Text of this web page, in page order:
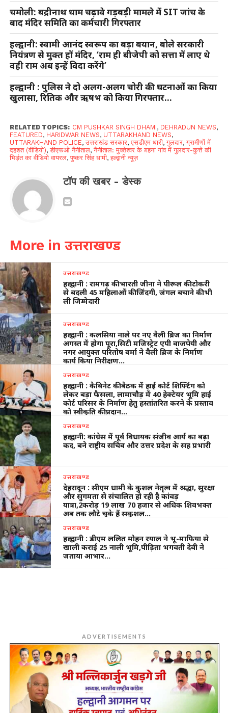
चमोली: बद्रीनाथ धाम चढ़ावे गड़बड़ी मामले में SIT जांच के
बाद मंदिर समिति का कर्मचारी गिरफ्तार
हल्द्वानी: स्वामी आनंद स्वरूप का बड़ा बयान, बोले सरकारी
नियंत्रण से मुक्त हों मंदिर, ‘राम ही बीजेपी को सत्ता में लाए थे
वही राम अब इन्हें विदा करेंगे’
हल्द्वानी : पुलिस ने दो अलग-अलग चोरी की घटनाओं का किया
खुलासा, रितिक और ऋषभ को किया गिरफ्तार…
RELATED TOPICS: CM PUSHKAR SINGH DHAMI, DEHRADUN NEWS,
FEATURED, HARIDWAR NEWS, UTTARAKHAND NEWS,
UTTARAKHAND POLICE,उत्तराखंड सरकार,एसडीएम धारी,गुलदार,ग्रामीणों में
दहशत (वीडियो),डीएफओ नैनीताल,नैनीताल: मुक्तेश्वर के ग़हना गांव में गुलदार-कुत्ते की
भिड़ंत का वीडियो वायरल,पुष्कर सिंह धामी,हल्द्वानी न्यूज़
टॉप की खबर - डेस्क
More in उत्तराखण्ड
उत्तराखण्ड
हल्द्वानी : रामगढ़ की भारती जीना ने पीरूल की टोकरी
से बदली 45 महिलाओं की जिंदगी, जंगल बचाने की भी
ली जिम्मेदारी
उत्तराखण्ड
हल्द्वानी : कलसिया नाले पर नए वैली ब्रिज का निर्माण
अगस्त में होगा पूरा,सिटी मजिस्ट्रेट एपी वाजपेयी और
नगर आयुक्त परितोष वर्मा ने वैली ब्रिज के निर्माण
कार्य किया निरीक्षण…
उत्तराखण्ड
हल्द्वानी : कैबिनेट की बैठक में हाई कोर्ट शिफ्टिंग को
लेकर बड़ा फैसला, लामाचौड़ में 40 हेक्टेयर भूमि हाई
कोर्ट परिसर के निर्माण हेतु हस्तांतरित करने के प्रस्ताव
को स्वीकृति की प्रदान…
उत्तराखण्ड
हल्द्वानी: कांग्रेस में पूर्व विधायक संजीव आर्य का बढ़ा
कद, बने राष्ट्रीय सचिव और उत्तर प्रदेश के सह प्रभारी
उत्तराखण्ड
देहरादून : सीएम धामी के कुशल नेतृत्व में श्रद्धा, सुरक्षा
और सुगमता से संचालित हो रही है कांवड़
यात्रा,2करोड़ 19 लाख 70 हजार से अधिक शिवभक्त
अब तक लौटे चुके हैं सकुशल…
उत्तराखण्ड
हल्द्वानी : डीएम ललित मोहन रयाल ने भू-माफिया से
खाली कराई 25 नाली भूमि,पीड़िता भगवती देवी ने
जताया आभार…
ADVERTISEMENTS